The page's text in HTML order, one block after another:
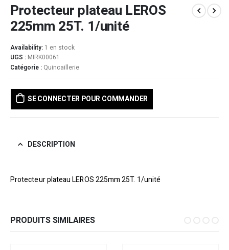
Protecteur plateau LEROS
225mm 25T. 1/unité
Availability: 1 en stock
UGS : MIRK00061
Catégorie : Quincaillerie
SE CONNECTER POUR COMMANDER
DESCRIPTION
Protecteur plateau LEROS 225mm 25T. 1/unité
PRODUITS SIMILAIRES